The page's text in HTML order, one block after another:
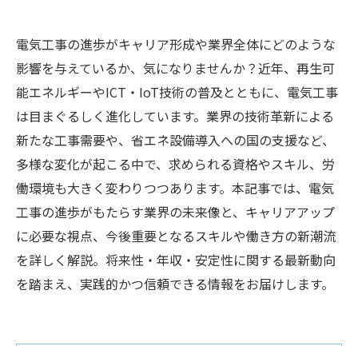
電気工事の進歩がキャリア形成や業界全体にどのような
影響を与えているか、気になりませんか？近年、再生可
能エネルギーやICT・IoT技術の普及とともに、電気工事
は目まぐるしく進化しています。業界の技術革新による
新たな工事需要や、省エネ設備導入への国の支援など、
多様な変化が起こる中で、求められる資格やスキル、労
働環境も大きく変わりつつあります。本記事では、電気
工事の進歩がもたらす業界の未来像と、キャリアアップ
に必要な視点、今後重要となるスキルや働き方の新潮流
を詳しく解説。将来性・年収・安定性に関する最新動向
を踏まえ、実践的かつ信頼できる情報をお届けします。